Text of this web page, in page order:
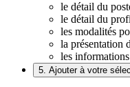
le détail du
le détail du
les modalités
la présentation
les
5. Ajouter à votre